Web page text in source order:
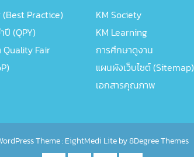
Practice)
(QPY)
Quality Fair
KM Society
KM Learning
การศึกษาดูงาน
แผนผังเว็บไซต์ (Sitemap)
เอกสารคุณภาพ
Theme :EightMedi Liteby 8Degree Themes